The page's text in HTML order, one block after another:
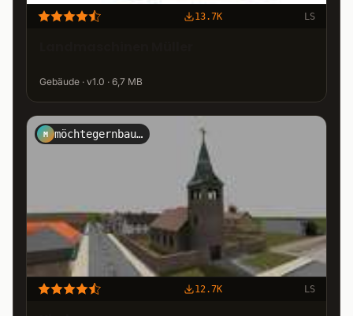
13.7K LS
Gebäude · v1.0 · 6,7 MB
M möchtegernbauer
12.7K LS